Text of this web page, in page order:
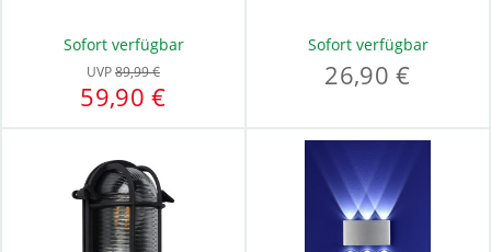
Sofort verfügbar
UVP89,99 €
59,90 €
Sofort verfügbar
26,90 €